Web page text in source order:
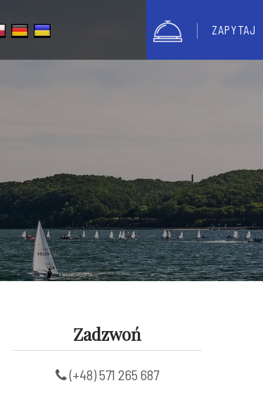
ZAPYTAJ
Zadzwoń
(+48) 571 265 687